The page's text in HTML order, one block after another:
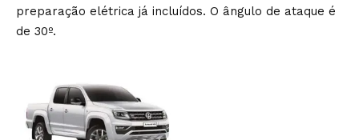
preparação elétrica já incluídos. O ângulo de ataque é
de 30º.